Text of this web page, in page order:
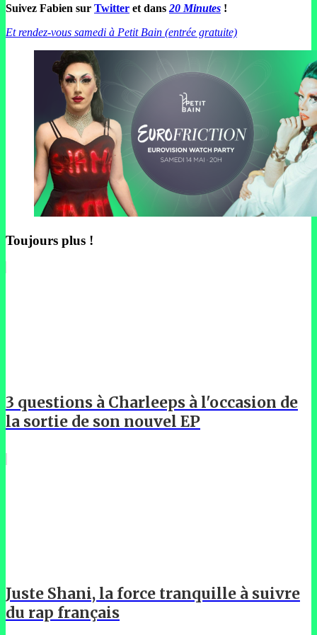
Suivez Fabien sur Twitter et dans20 Minutes !
Et rendez-vous samedi à Petit Bain (entrée gratuite)
Toujours plus !
3 questions à Charleeps à l'occasion de
la sortie de son nouvel EP
Juste Shani, la force tranquille à suivre
du rap français